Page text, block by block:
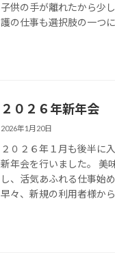
子供の手が離れたから少
護の仕事も選択肢の一つ
２０２６年新年会
2026年1月20日
２０２６年１月も後半に
新年会を行いました。 美
し、活気あふれる仕事始
早々、新規の利用者様か